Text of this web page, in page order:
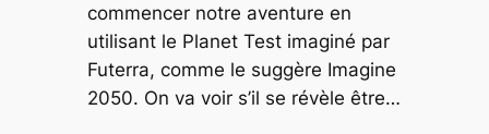
commencer notre aventure en
utilisant le Planet Test imaginé par
Futerra, comme le suggère Imagine
2050. On va voir s’il se révèle être…